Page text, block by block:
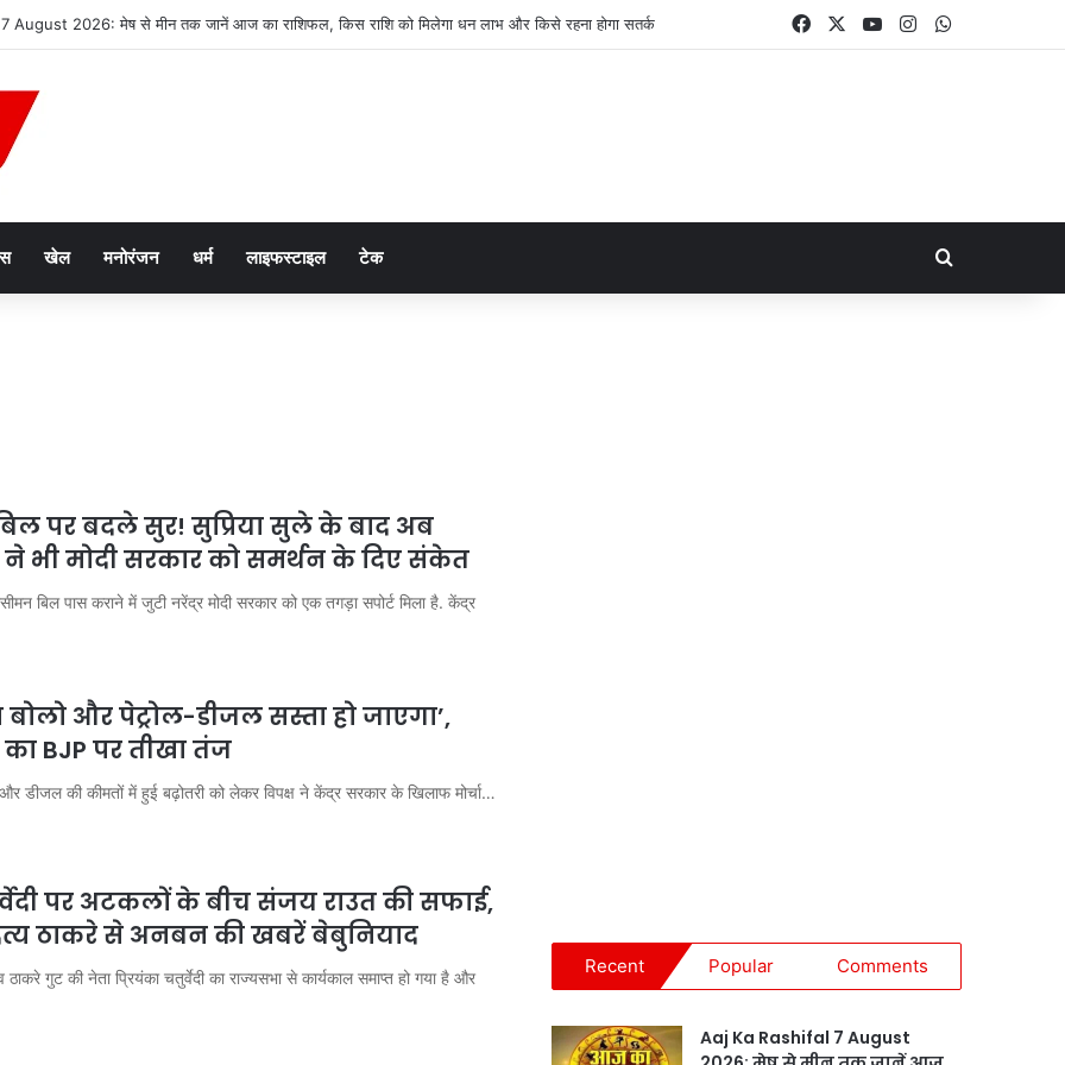
की वित्तीय रूपरेखा तैयार FacebookYouTubeInstagram
खेल मनोरंजन धर्म लाइफस्टाइल टेक Search for
पर बदले सुर! सुप्रिया सुले के बाद अब
भी मोदी सरकार को समर्थन के दिए संकेत
बिल पास कराने में जुटी नरेंद्र मोदी सरकार को एक तगड़ा सपोर्ट मिला है. केंद्र
बोलो और पेट्रोल-डीजल सस्ता हो जाएगा’,
BJP पर तीखा तंज
डीजल की कीमतों में हुई बढ़ोतरी को लेकर विपक्ष ने केंद्र सरकार के खिलाफ मोर्चा…
पर अटकलों के बीच संजय राउत की सफाई,
ठाकरे से अनबन की खबरें बेबुनियाद
गुट की नेता प्रियंका चतुर्वेदी का राज्यसभा से कार्यकाल समाप्त हो गया है और
Recent Popular Comments
Aaj Ka Rashifal 7 August